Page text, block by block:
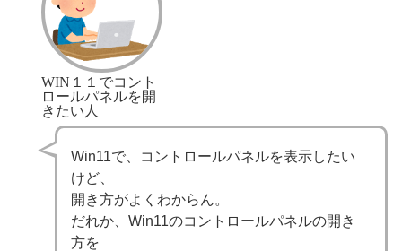
WIN１１でコント
ロールパネルを開
きたい人
Win11で、コントロールパネルを表示したい
けど、
開き方がよくわからん。
だれか、Win11のコントロールパネルの開き
方を